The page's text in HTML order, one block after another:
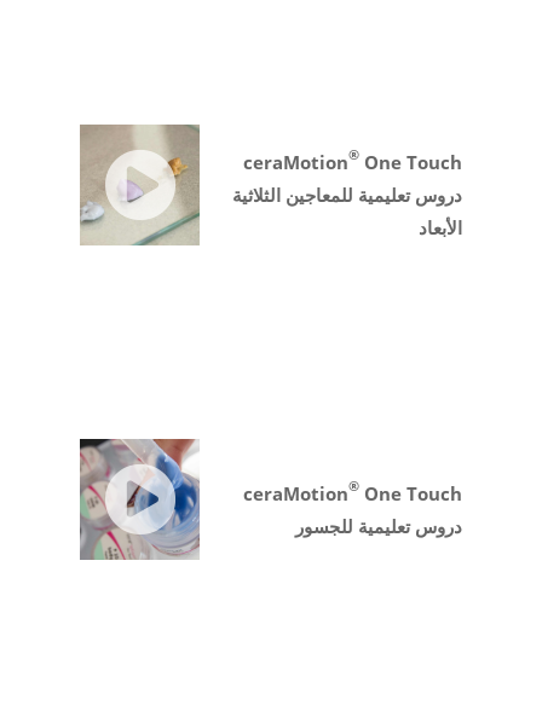
ceraMotion®One Touch
دروس تعليمية للمعاجين الثلاثية
الأبعاد
ceraMotion®One Touch
دروس تعليمية للجسور